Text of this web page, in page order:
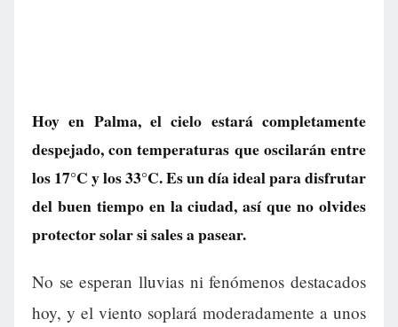
Hoy en Palma, el cielo estará completamente
despejado, con temperaturas que oscilarán entre
los 17°C y los 33°C. Es un día ideal para disfrutar
del buen tiempo en la ciudad, así que no olvides
protector solar si sales a pasear.
No se esperan lluvias ni fenómenos destacados
hoy, y el viento soplará moderadamente a unos